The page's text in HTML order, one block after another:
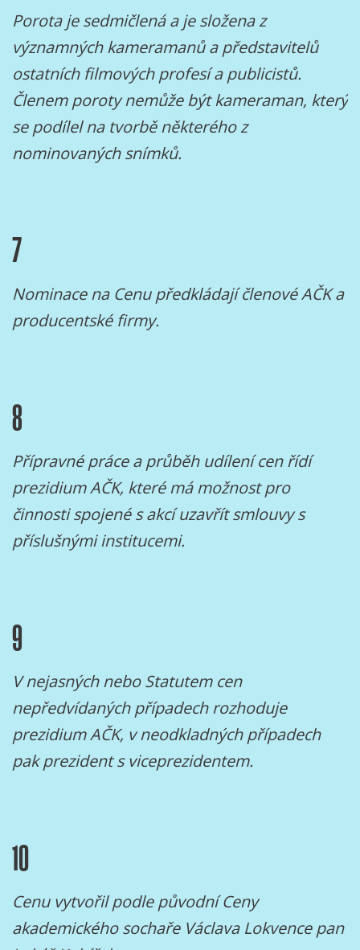
Porota je sedmičlená a je složena z
významných kameramanů a představitelů
ostatních filmových profesí a publicistů.
Členem poroty nemůže být kameraman, který
se podílel na tvorbě některého z
nominovaných snímků.
7
Nominace na Cenu předkládají členové AČK a
producentské firmy.
8
Přípravné práce a průběh udílení cen řídí
prezidium AČK, které má možnost pro
činnosti spojené s akcí uzavřít smlouvy s
příslušnými institucemi.
9
V nejasných nebo Statutem cen
nepředvídaných případech rozhoduje
prezidium AČK, v neodkladných případech
pak prezident s viceprezidentem.
10
Cenu vytvořil podle původní Ceny
akademického sochaře Václava Lokvence pan